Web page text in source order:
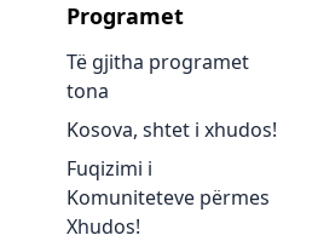
Programet
Të gjitha programet
tona
Kosova, shtet i xhudos!
Fuqizimi i
Komuniteteve përmes
Xhudos!